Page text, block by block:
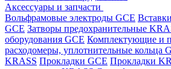
Аксессуары и запчасти
Вольфрамовые электроды GCE
GCE Затворы предохранительные
оборудования GCE Комплектующие и
расходомеры, уплотнительные кольца
KRASS Прокладки GCE Прокладки